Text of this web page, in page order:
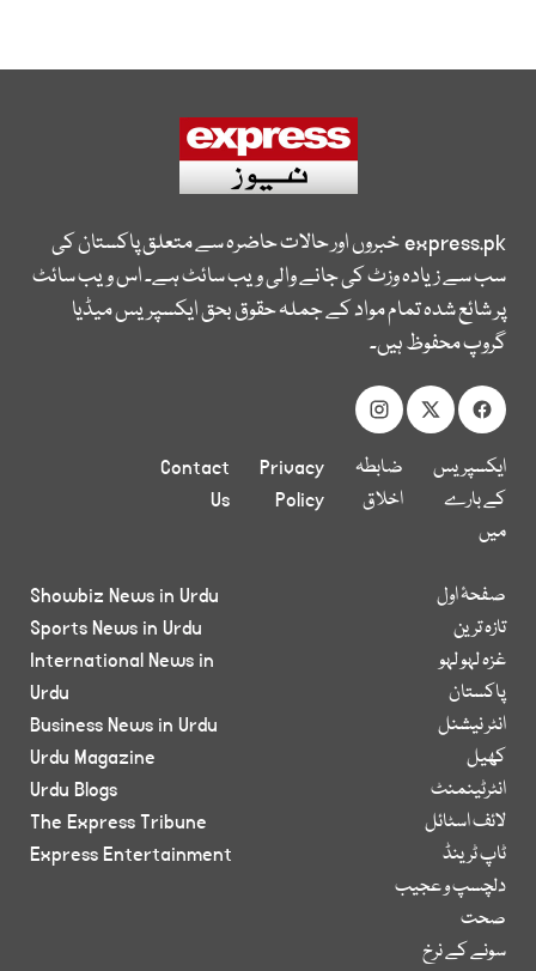
express.pkخبروں اور حالات حاضرہ سے متعلق پاکستان کی
سب سے زیادہ وزٹ کی جانے والی ویب سائٹ ہے۔ اس ویب سائٹ
پر شائع شدہ تمام مواد کے جملہ حقوق بحق ایکسپریس میڈیا
گروپ محفوظ ہیں۔
ایکسپریس
کے بارے
میں
ضابطہ
اخلاق
Privacy
Policy
Contact
Us
صفحۂ اول
تازہ ترین
غزہ لہو لہو
پاکستان
انٹر نیشنل
کھیل
انٹرٹینمنٹ
لائف اسٹائل
ٹاپ ٹرینڈ
دلچسپ و عجیب
صحت
سونے کے نرخ
Showbiz News in Urdu
Sports News in Urdu
International News in
Urdu
Business News in Urdu
Urdu Magazine
Urdu Blogs
The Express Tribune
Express Entertainment